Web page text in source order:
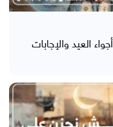
العيد والإجابات